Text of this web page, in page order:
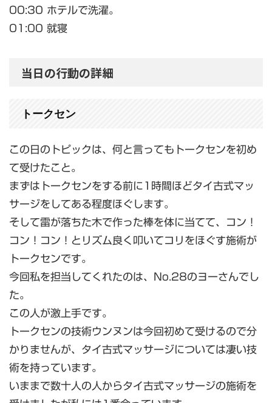
00:30 ホテルで洗濯。
01:00 就寝
当日の行動の詳細
トークセン
この日のトピックは、何と言ってもトークセンを初め
て受けたこと。
まずはトークセンをする前に1時間ほどタイ古式マッ
サージをしてある程度ほぐします。
そして雷が落ちた木で作った棒を体に当てて、コン！
コン！コン！とリズム良く叩いてコリをほぐす施術が
トークセンです。
今回私を担当してくれたのは、No.28のヨーさんでし
た。
この人が激上手です。
トークセンの技術ウンヌンは今回初めて受けるので分
かりませんが、タイ古式マッサージについては凄い技
術を持っています。
いままで数十人の人からタイ古式マッサージの施術を